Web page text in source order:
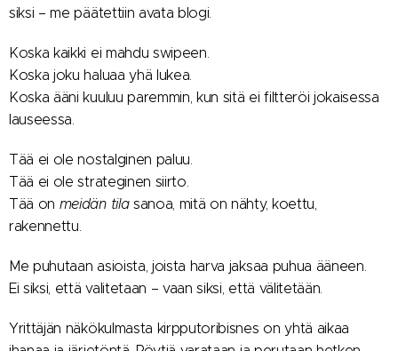
siksi – me päätettiin avata blogi.
Koska kaikki ei mahdu swipeen.
Koska joku haluaa yhä lukea.
Koska ääni kuuluu paremmin, kun sitä ei filtteröi jokaisessa
lauseessa.
Tää ei ole nostalginen paluu.
Tää ei ole strateginen siirto.
Tää on meidän tilasanoa, mitä on nähty, koettu,
rakennettu.
Me puhutaan asioista, joista harva jaksaa puhua ääneen.
Ei siksi, että valitetaan – vaan siksi, että välitetään.
Yrittäjän näkökulmasta kirpputoribisnes on yhtä aikaa